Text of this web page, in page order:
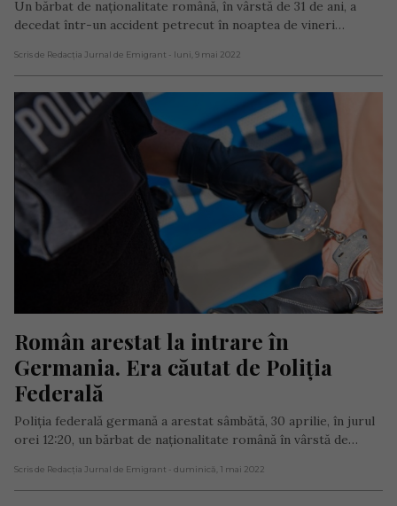
Un bărbat de naționalitate română, în vârstă de 31 de ani, a
decedat într-un accident petrecut în noaptea de vineri…
Scris de Redacția Jurnal de Emigrant - luni, 9 mai 2022
Român arestat la intrare în
Germania. Era căutat de Poliția
Federală
Poliția federală germană a arestat sâmbătă, 30 aprilie, în jurul
orei 12:20, un bărbat de naționalitate română în vârstă de…
Scris de Redacția Jurnal de Emigrant - duminică, 1 mai 2022